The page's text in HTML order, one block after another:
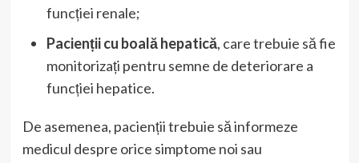
funcției renale;
Pacienții cu boală hepatică, care trebuie să fie
monitorizați pentru semne de deteriorare a
funcției hepatice.
De asemenea, pacienții trebuie să informeze
medicul despre orice simptome noi sau